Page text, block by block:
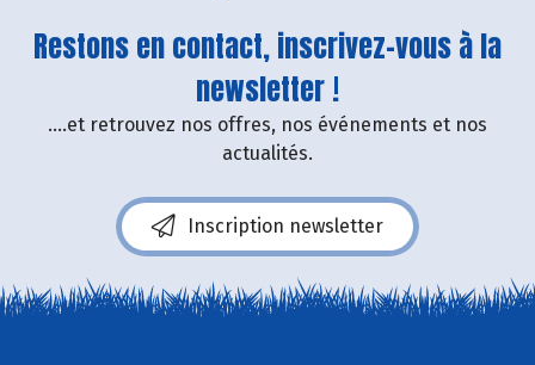
Restons en contact, inscrivez-vous à la
newsletter !
....et retrouvez nos offres, nos événements et nos
actualités.
Inscription newsletter